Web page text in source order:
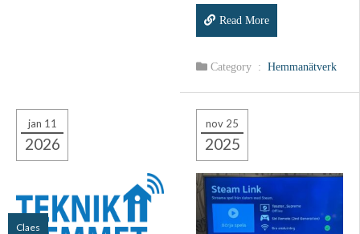
Read More
Category : Hemmanätverk
jan 11
2026
Claes
nov 25
2025